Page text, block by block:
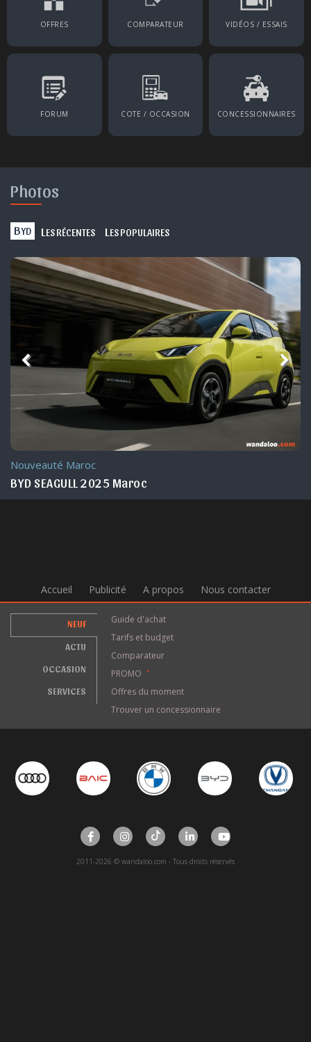
OFFRES COMPARATEUR VIDÉOS / ESSAIS
FORUM COTE / OCCASION CONCESSIONNAIRES
Photos
BYD L ES RÉCENTES L ES POPULAIRES
Nouveauté Maroc
BYD SEAGULL 2025 Maroc
Accueil Publicité A propos Nous contacter
NEUF
ACTU
OCCASION
SERVICES
Guide d'achat
Tarifs et budget
Comparateur
PROMO
*
Offres du moment
Trouver un concessionnaire
2011-2026 © wandaloo.com - Tous droits réservés